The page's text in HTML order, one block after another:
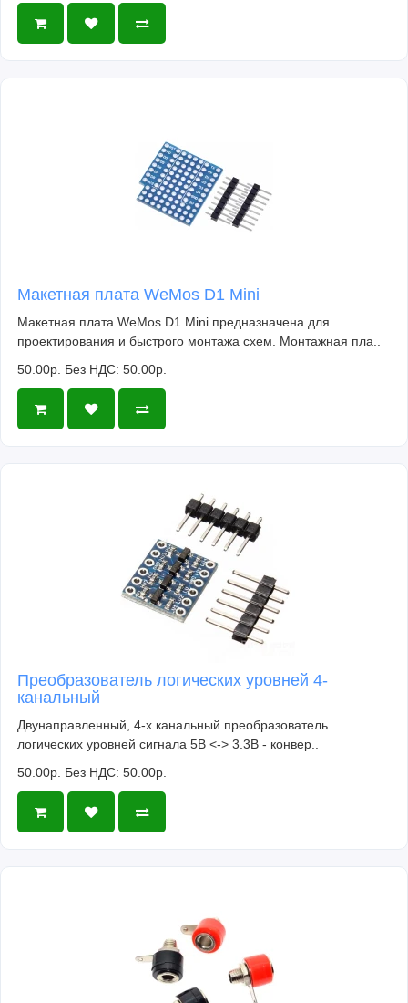
Макетная плата WeMos D1 Mini
Макетная плата WeMos D1 Mini предназначена для
проектирования и быстрого монтажа схем. Монтажная пла..
50.00р. Без НДС: 50.00р.
Преобразователь логических уровней 4-
канальный
Двунаправленный, 4-х канальный преобразователь
логических уровней сигнала 5В <-> 3.3В - конвер..
50.00р. Без НДС: 50.00р.